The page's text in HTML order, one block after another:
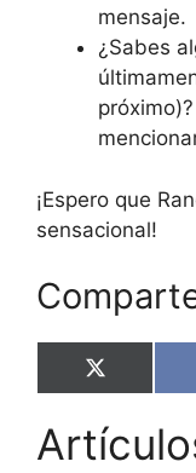
mensaje.
¿Sabes
¡Espero que
sensacional!
Share
on
X
(
w
i